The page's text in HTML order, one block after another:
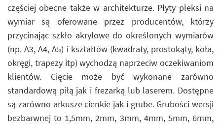
częściej obecne także w architekturze. Płyty pleksi na
wymiar są oferowane przez producentów, którzy
przycinając szkło akrylowe do określonych wymiarów
(np. A3, A4, A5) i kształtów (kwadraty, prostokąty, koła,
okręgi, trapezy itp) wychodzą naprzeciw oczekiwaniom
klientów. Cięcie może być wykonane zarówno
standardową piłą jak i frezarką lub laserem. Dostępne
są zarówno arkusze cienkie jak i grube. Grubości wersji
bezbarwnej to 1,5mm, 2mm, 3mm, 4mm, 5mm, 6mm,